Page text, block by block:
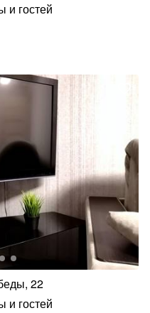
и гостей
22
и гостей